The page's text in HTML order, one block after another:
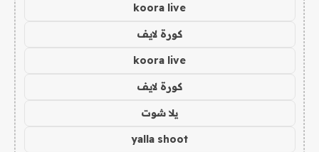
koora live
كورة لايف
koora live
كورة لايف
يلا شوت
yalla shoot